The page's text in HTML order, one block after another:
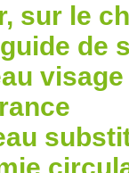
sur le
de